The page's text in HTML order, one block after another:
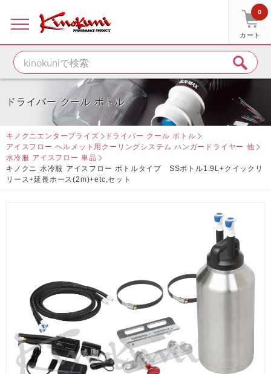
カート
0
ドライバー クール ボトル
キノクニエンタープライズ
ドライバー クール ボトル
アイスフロー ヘルメット用クーリングシステム ハンガードライヤー 他
水冷服 アイスフロー 単品
キノクニ 水冷服 アイスフロー ボトルタイプ SSボトル1.9L+クイックリ
リース+延長ホース(2m)+etc,セット